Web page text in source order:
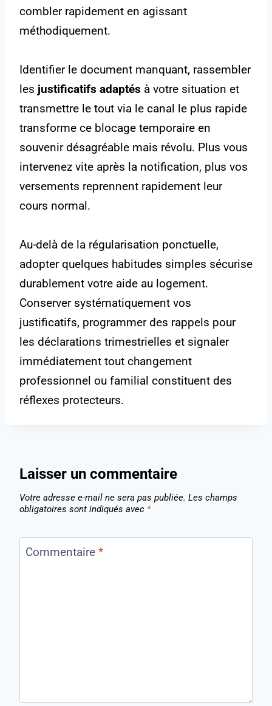
combler rapidement en agissant
méthodiquement.
Identifier le document manquant, rassembler
les justificatifs adaptés à votre situation et
transmettre le tout via le canal le plus rapide
transforme ce blocage temporaire en
souvenir désagréable mais révolu. Plus vous
intervenez vite après la notification, plus vos
versements reprennent rapidement leur
cours normal.
Au-delà de la régularisation ponctuelle,
adopter quelques habitudes simples sécurise
durablement votre aide au logement.
Conserver systématiquement vos
justificatifs, programmer des rappels pour
les déclarations trimestrielles et signaler
immédiatement tout changement
professionnel ou familial constituent des
réflexes protecteurs.
Laisser un commentaire
Votre adresse e-mail ne sera pas publiée. Les champs
obligatoires sont indiqués avec *
Commentaire *